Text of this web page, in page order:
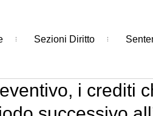
Sezioni Diritto
i crediti